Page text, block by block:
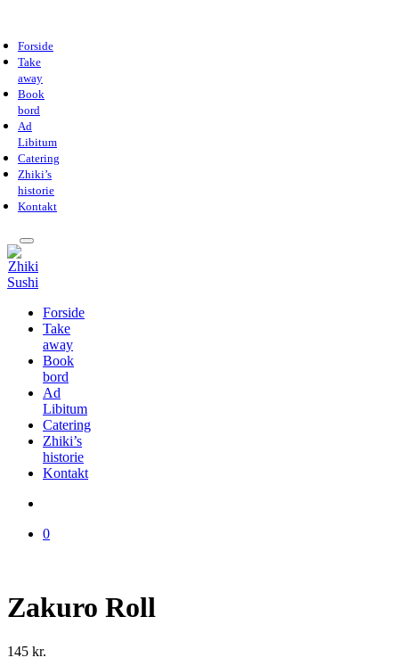
Forside
Take
away
Book
bord
Ad
Libitum
Catering
Zhiki’s
historie
Kontakt
Forside
Take
away
Book
bord
Ad
Libitum
Catering
Zhiki’s
historie
Kontakt
0
Zakuro Roll
145 kr.